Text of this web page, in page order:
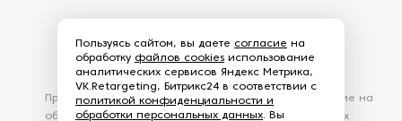
Продолжая использовать наш сайт, вы даете согласие на
обработку файлов Cookies и других пользовательских
Пользуясь сайтом, вы даете согласие на
обработку файлов cookies использование
аналитических сервисов Яндекс Метрика,
VK.Retargeting, Битрикс24 в соответствии с
политикой конфиденциальности и
обработки персональных данных. Вы